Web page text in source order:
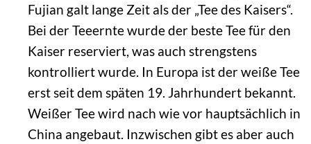
Fujian galt lange Zeit als der „Tee des Kaisers“.
Bei der Teeernte wurde der beste Tee für den
Kaiser reserviert, was auch strengstens
kontrolliert wurde. In Europa ist der weiße Tee
erst seit dem späten 19. Jahrhundert bekannt.
Weißer Tee wird nach wie vor hauptsächlich in
China angebaut. Inzwischen gibt es aber auch